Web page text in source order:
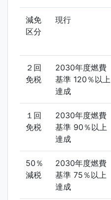
減免
区分
現行
２回
免税
2030年度燃費
基準 120％以上
達成
１回
免税
2030年度燃費
基準 90％以上
達成
50％
減税
2030年度燃費
基準 75％以上
達成